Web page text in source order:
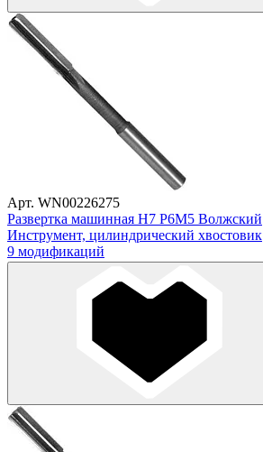
Арт. WN00226275
Развертка машинная Н7 Р6М5 Волжский
Инструмент, цилиндрический хвостовик
9 модификаций